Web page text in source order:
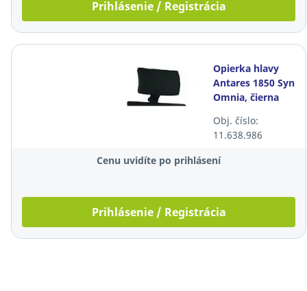
Prihlásenie / Registrácia
Opierka hlavy
Antares 1850 Syn
Omnia, čierna
Obj. číslo:
11.638.986
Cenu uvidíte po prihlásení
Prihlásenie / Registrácia